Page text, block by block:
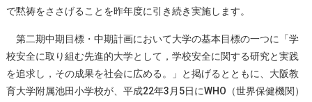
で黙祷をささげることを昨年度に引き続き実施します。
第二期中期目標・中期計画において大学の基本目標の一つに「学
校安全に取り組む先進的大学として，学校安全に関する研究と実践
を追求し，その成果を社会に広める。」と掲げるとともに、大阪教
育大学附属池田小学校が、平成22年3月5日にWHO（世界保健機関）